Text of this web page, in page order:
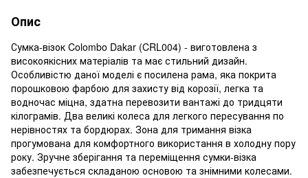
Опис
Сумка-візок Colombo Dakar (CRL004) - виготовлена з
високоякісних матеріалів та має стильний дизайн.
Особливістю даної моделі є посилена рама, яка покрита
порошковою фарбою для захисту від корозії, легка та
водночас міцна, здатна перевозити вантажі до тридцяти
кілограмів. Два великі колеса для легкого пересування по
нерівностях та бордюрах. Зона для тримання візка
прогумована для комфортного використання в холодну пору
року. Зручне зберігання та переміщення сумки-візка
забезпечується складаною основою та знімними колесами.